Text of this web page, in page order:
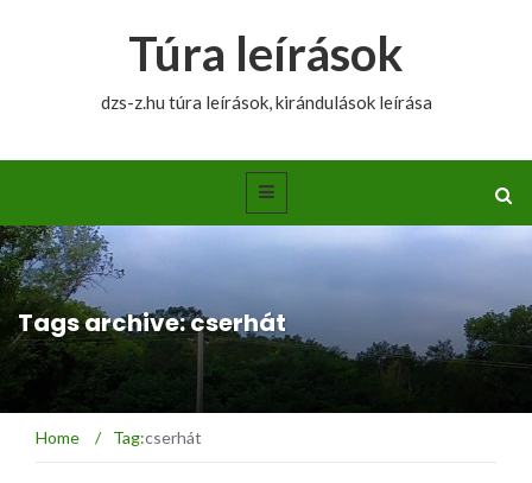
Túra leírások
dzs-z.hu túra leírások, kirándulások leírása
Tags archive: cserhát
Home / Tag:cserhát